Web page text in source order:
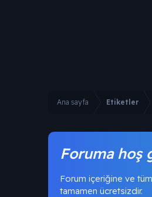
Ana sayfa Etiketler
Foruma hoş
Forum içeriğine ve
tamamen ücretsizdir.